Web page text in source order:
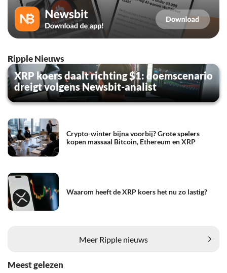
Ripple Nieuws
XRP koers daalt richting $1: doemscenario
dreigt volgens Newsbit-analist
Crypto-winter bijna voorbij? Grote spelers
kopen massaal Bitcoin, Ethereum en XRP
Waarom heeft de XRP koers het nu zo lastig?
Meer Ripple nieuws
Meest gelezen